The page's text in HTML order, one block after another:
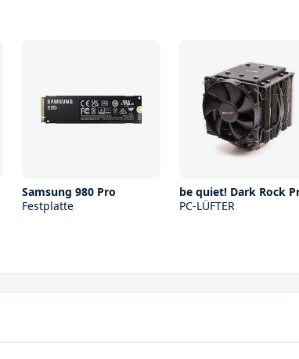
Samsung 980 Pro
Festplatte
be quiet! Dark Rock
PC-LÜFTER